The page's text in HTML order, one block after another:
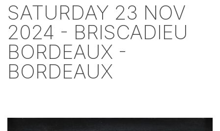
SATURDAY 23 NOV
2024 - BRISCADIEU
BORDEAUX -
BORDEAUX